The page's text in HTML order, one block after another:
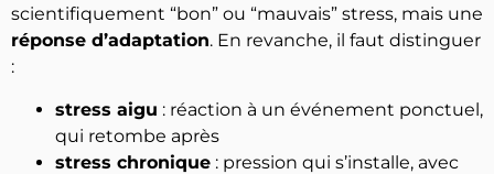
scientifiquement “bon” ou “mauvais” stress, mais une
réponse d’adaptation. En revanche, il faut distinguer
:
stress aigu : réaction à un événement ponctuel,
qui retombe après
stress chronique : pression qui s’installe, avec